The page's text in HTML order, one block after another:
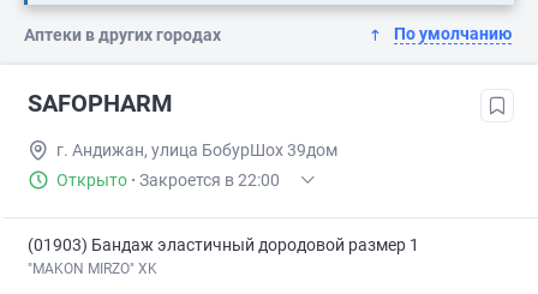
Аптеки в других городах По умолчанию
SAFOPHARM
г. Андижан, улица БобурШох 39дом
Открыто · Закроется в 22:00
(01903) Бандаж эластичный дородовой размер 1
"MAKON MIRZO" XK